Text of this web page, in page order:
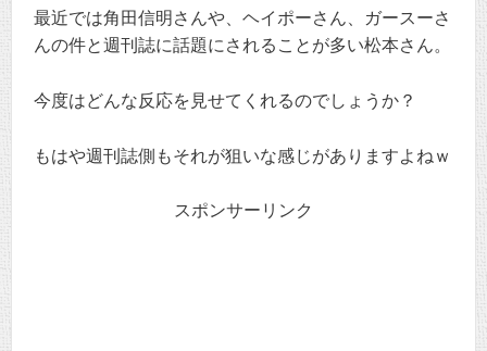
最近では角田信明さんや、ヘイポーさん、ガースーさ
んの件と週刊誌に話題にされることが多い松本さん。
今度はどんな反応を見せてくれるのでしょうか？
もはや週刊誌側もそれが狙いな感じがありますよねｗ
スポンサーリンク